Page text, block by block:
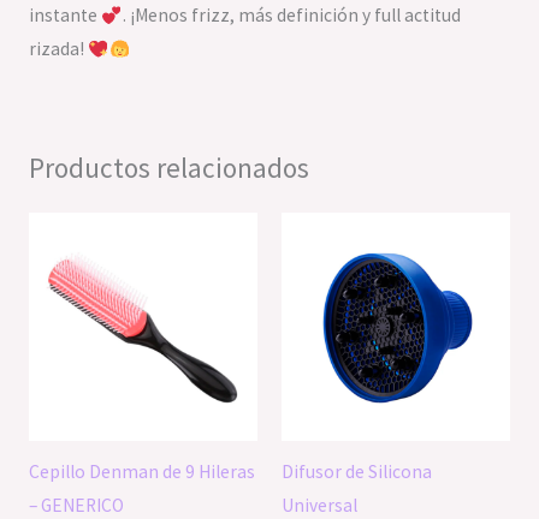
instante
. ¡Menos frizz, más definición y full actitud
rizada!
Productos relacionados
Cepillo Denman de 9 Hileras
– GENERICO
producto
tiene
múltiples
se
pueden
Difusor de Silicona
Universal